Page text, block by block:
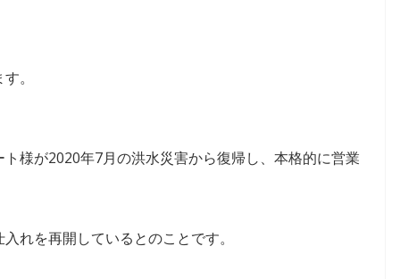
。
様が2020年7月の洪水災害から復帰し、本格的に営業
れを再開しているとのことです。